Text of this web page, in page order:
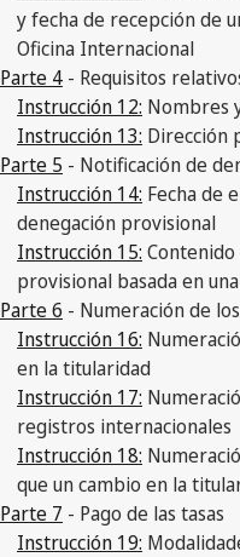
y fecha de recepción de
Oficina Internacional
Parte 4 - Requisitos
Instrucción 12: Nombres
Instrucción 13: Dirección
Parte 5 - Notificación de
Instrucción 14: Fecha de
denegación provisional
Instrucción 15:
provisional basada en
Parte 6 - Numeración de
Instrucción 16:
en la titularidad
Instrucción 17:
registros internacionales
Instrucción 18:
que un cambio en la
Parte 7 - Pago de las tasas
Instrucción 19: